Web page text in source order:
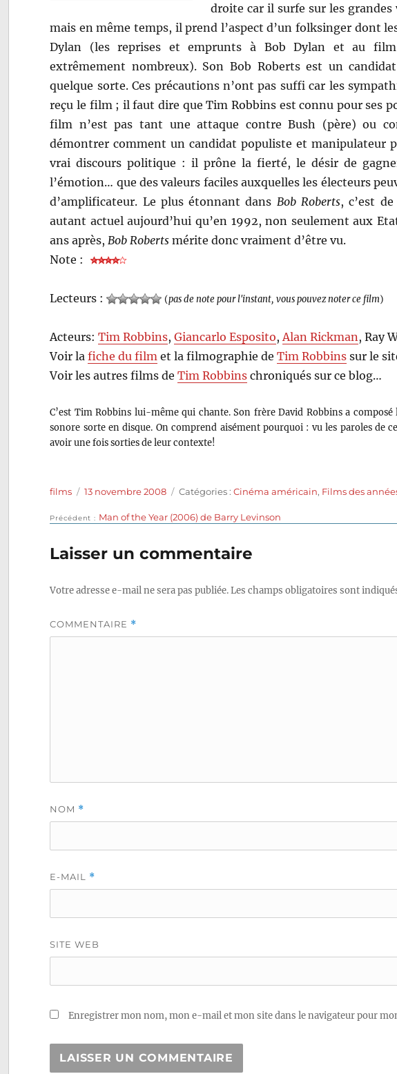
droite car il surfe sur les grandes
mais en même temps, il prend l’aspect d’un folksinger dont
Dylan (les reprises et emprunts à Bob Dylan et au film
extrêmement nombreux). Son Bob Roberts est un
quelque sorte. Ces précautions n’ont pas suffi car les
reçu le film ; il faut dire que Tim Robbins est connu pour ses
film n’est pas tant une attaque contre Bush (père) ou
démontrer comment un candidat populiste et manipulateur
vrai discours politique : il prône la fierté, le désir de
l’émotion… que des valeurs faciles auxquelles les électeurs
d’amplificateur. Le plus étonnant dans Bob Roberts, c’est
autant actuel aujourd’hui qu’en 1992, non seulement aux
ans après, Bob Roberts mérite donc vraiment d’être vu.
Note :
Lecteurs : (pas de note pour l'instant, vous pouvez noter ce film)
Acteurs:Tim Robbins,Giancarlo Esposito, Alan Rickman , Ray
Voir lafiche du film et la filmographie deTim Robbins sur le
Voir les autres films deTim Robbins chroniqués sur ce blog…
C’est Tim Robbins lui-même qui chante. Son frère David Robbins a
sonore sorte en disque. On comprend aisément pourquoi : vu les paroles de
avoir une fois sorties de leur contexte!
Auteur
films
Publié
13 novembre 2008 Catégories
Catégories :Cinéma américain, Films des
Navigation
de
l’article
Précédent
Publication
Man of the Year (2006) de Barry Levinson
Laisser un commentaire
Votre adresse e-mail ne sera pas publiée.Les champs obligatoires sont
COMMENTAIRE *
NOM *
E-MAIL *
SITE WEB
Enregistrer mon nom, mon e-mail et mon site dans le navigateur pour